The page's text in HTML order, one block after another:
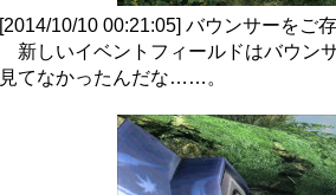
[2014/10/10 00:21:05] バウンサーをご
新しいイベントフィールドはバウン
見てなかったんだな……。